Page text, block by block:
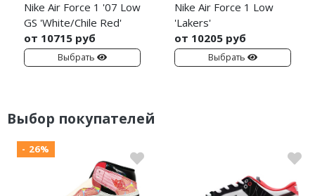
Nike Air Force 1 '07 Low
GS 'White/Chile Red'
от 10715 руб
Выбрать
Nike Air Force 1 Low
'Lakers'
от 10205 руб
Выбрать
Выбор покупателей
- 26%